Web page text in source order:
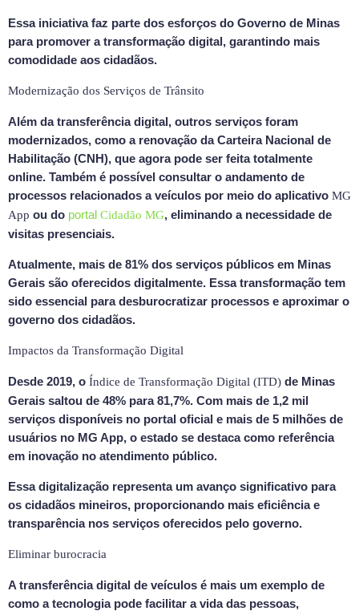
Essa iniciativa faz parte dos esforços do Governo de Minas
para promover a transformação digital, garantindo mais
comodidade aos cidadãos.
Modernização dos Serviços de Trânsito
Além da transferência digital, outros serviços foram
modernizados, como a renovação da Carteira Nacional de
Habilitação (CNH), que agora pode ser feita totalmente
online. Também é possível consultar o andamento de
processos relacionados a veículos por meio do aplicativo MG
App ou do portal Cidadão MG, eliminando a necessidade de
visitas presenciais.
Atualmente, mais de 81% dos serviços públicos em Minas
Gerais são oferecidos digitalmente. Essa transformação tem
sido essencial para desburocratizar processos e aproximar o
governo dos cidadãos.
Impactos da Transformação Digital
Desde 2019, o Índice de Transformação Digital (ITD) de Minas
Gerais saltou de 48% para 81,7%. Com mais de 1,2 mil
serviços disponíveis no portal oficial e mais de 5 milhões de
usuários no MG App, o estado se destaca como referência
em inovação no atendimento público.
Essa digitalização representa um avanço significativo para
os cidadãos mineiros, proporcionando mais eficiência e
transparência nos serviços oferecidos pelo governo.
Eliminar burocracia
A transferência digital de veículos é mais um exemplo de
como a tecnologia pode facilitar a vida das pessoas,